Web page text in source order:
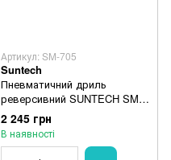
Артикул: SM-705
Suntech
Пневматичний дриль
реверсивний SUNTECH SM-
705
2 245 грн
В наявності